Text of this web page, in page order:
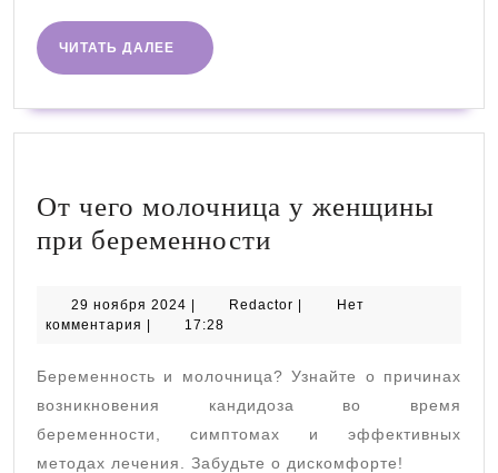
ЧИТАТЬ ДАЛЕЕ
ЧИТАТЬ
ДАЛЕЕ
От чего молочница у женщины
при беременности
молочница
женщины
при
беременности
29 ноября 2024 29
ноября
Redactor Redactor
Нет
комментария
17:28
Беременность и молочница? Узнайте о причинах
возникновения кандидоза во время
беременности, симптомах и эффективных
методах лечения. Забудьте о дискомфорте!